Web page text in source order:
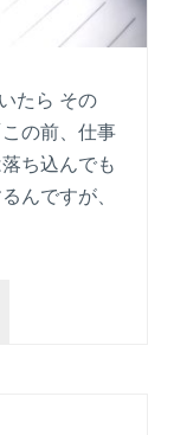
たら その
の前、仕事
ち込んでも
んですが、